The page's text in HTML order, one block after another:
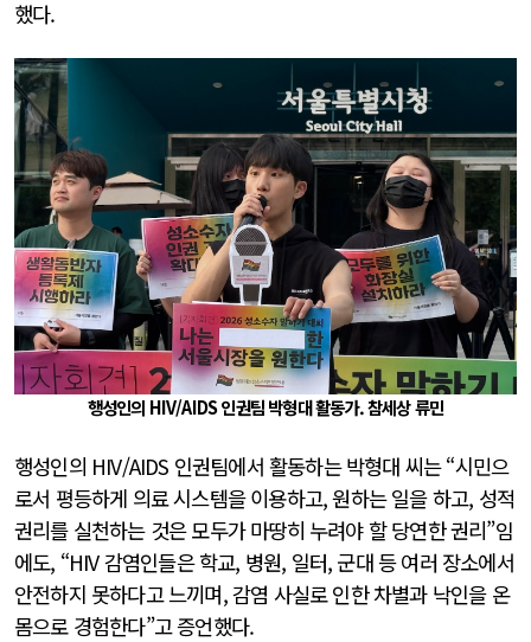
했다.
행성인의 HIV/AIDS 인권팀 박형대 활동가. 참세상 류민
행성인의 HIV/AIDS 인권팀에서 활동하는 박형대 씨는 “시민으
로서 평등하게 의료 시스템을 이용하고, 원하는 일을 하고, 성적
권리를 실천하는 것은 모두가 마땅히 누려야 할 당연한 권리”임
에도, “HIV 감염인들은 학교, 병원, 일터, 군대 등 여러 장소에서
안전하지 못하다고 느끼며, 감염 사실로 인한 차별과 낙인을 온
몸으로 경험한다”고 증언했다.